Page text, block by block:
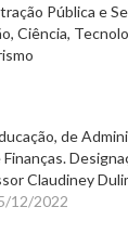
Pública e
Ciência,
de
Claudiney
12/2022